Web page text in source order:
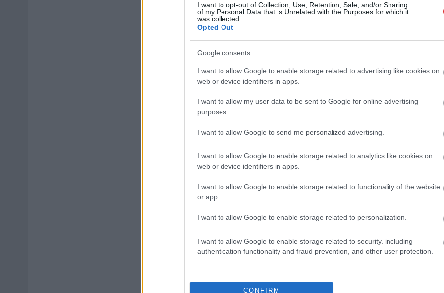
I want to opt-out of Collection, Use, Retention, Sale, and/or Sharing
of my Personal Data that Is Unrelated with the Purposes for which it
was collected.
Opted Out
Google consents
I want to allow Google to enable storage related to advertising like cookies on
web or device identifiers in apps.
I want to allow my user data to be sent to Google for online advertising
purposes.
I want to allow Google to send me personalized advertising.
I want to allow Google to enable storage related to analytics like cookies on
web or device identifiers in apps.
I want to allow Google to enable storage related to functionality of the website
or app.
I want to allow Google to enable storage related to personalization.
I want to allow Google to enable storage related to security, including
authentication functionality and fraud prevention, and other user protection.
CONFIRM